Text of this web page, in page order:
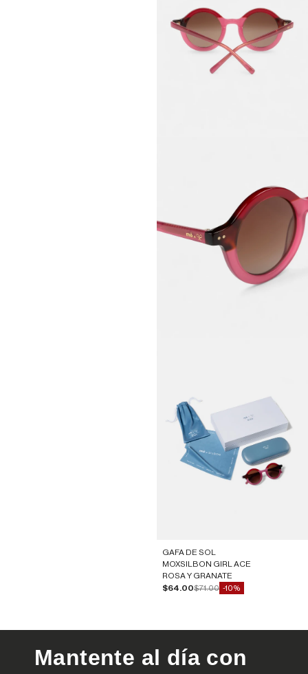
GAFA DE SOL
MOXSILBON GIRL ACE
ROSA Y GRANATE
Precio de oferta
$64.00Precio normal
$71.00 -10%